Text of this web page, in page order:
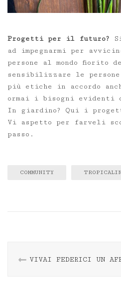
Progetti per il futuro?
ad impegnarmi per
persone al mondo fiorito
sensibilizzare le
più etiche in accordo
ormai i bisogni evidenti
In giardino? Qui i
Vi aspetto per farveli
passo.
COMMUNITY